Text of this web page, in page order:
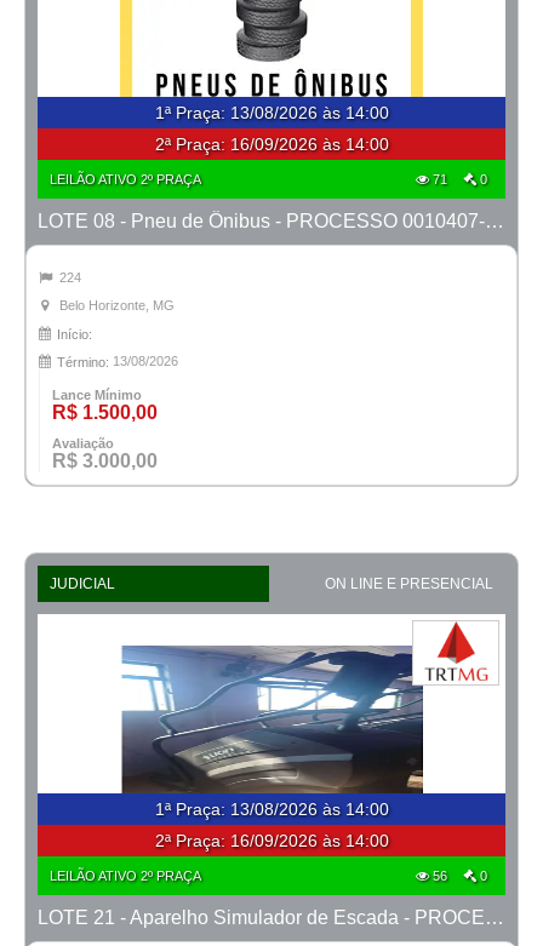
1ª Praça: 13/08/2026 às 14:00
2ª Praça: 16/09/2026 às 14:00
LEILÃO ATIVO 2º PRAÇA 71 0
LOTE 08 - Pneu de Ônibus - PROCESSO 0010407-51.2022-13ª BH
224
Belo Horizonte, MG
Início:
Término: 13/08/2026
Lance Mínimo
R$ 1.500,00
Avaliação
R$ 3.000,00
JUDICIAL ON LINE E PRESENCIAL
1ª Praça: 13/08/2026 às 14:00
2ª Praça: 16/09/2026 às 14:00
LEILÃO ATIVO 2º PRAÇA 56 0
LOTE 21 - Aparelho Simulador de Escada - PROCESSO 0010705-80.2019-6ª CONTAGEM